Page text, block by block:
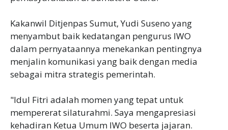
Kakanwil Ditjenpas Sumut, Yudi Suseno yang
menyambut baik kedatangan pengurus IWO
dalam pernyataannya menekankan pentingnya
menjalin komunikasi yang baik dengan media
sebagai mitra strategis pemerintah.
"Idul Fitri adalah momen yang tepat untuk
mempererat silaturahmi. Saya mengapresiasi
kehadiran Ketua Umum IWO beserta jajaran.